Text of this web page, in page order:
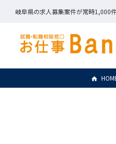
岐阜県の求人募集案件が常時1,000